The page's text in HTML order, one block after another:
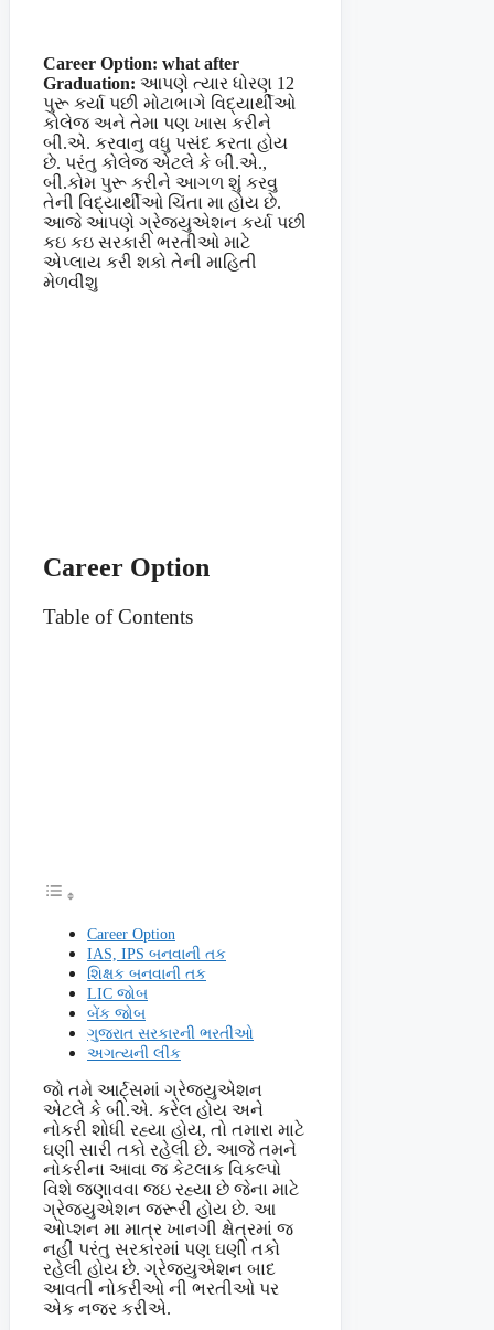
Career Option: what after
Graduation: આપણે ત્યાર ધોરણ 12
પુરૂ કર્યા પછી મોટાભાગે વિદ્યાર્થીઓ
કોલેજ અને તેમા પણ ખાસ કરીને
બી.એ. કરવાનુ વધુ પસંદ કરતા હોય
છે. પરંતુ કોલેજ એટલે કે બી.એ.,
બી.કોમ પુરૂ કરીને આગળ શું કરવુ
તેની વિદ્યાર્થીઓ ચિંતા મા હોય છે.
આજે આપણે ગ્રેજયુએશન કર્યા પછી
કઇ કઇ સરકારી ભરતીઓ માટે
એપ્લાય કરી શકો તેની માહિતી
મેળવીશુ
Career Option
Table of Contents
Career Option
IAS, IPS બનવાની તક
શિક્ષક બનવાની તક
LIC જોબ
બેંક જોબ
ગુજરાત સરકારની ભરતીઓ
અગત્યની લીંક
જો તમે આર્ટ્સમાં ગ્રેજ્યુએશન
એટલે કે બી.એ. કરેલ હોય અને
નોકરી શોધી રહ્યા હોય, તો તમારા માટે
ઘણી સારી તકો રહેલી છે. આજે તમને
નોકરીના આવા જ કેટલાક વિકલ્પો
વિશે જણાવવા જઇ રહ્યા છે જેના માટે
ગ્રેજ્યુએશન જરૂરી હોય છે. આ
ઓપ્શન મા માત્ર ખાનગી ક્ષેત્રમાં જ
નહીં પરંતુ સરકારમાં પણ ઘણી તકો
રહેલી હોય છે. ગ્રેજયુએશન બાદ
આવતી નોકરીઓ ની ભરતીઓ પર
એક નજર કરીએ.